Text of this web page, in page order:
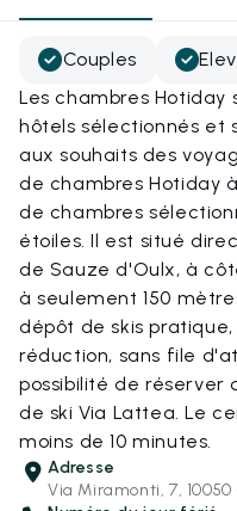
Couples
Les chambres Hotiday
hôtels sélectionnés et
aux souhaits des
de chambres Hotiday
de chambres
étoiles. Il est situé
de Sauze d'Oulx, à
à seulement 150
dépôt de skis
réduction, sans file
possibilité de réserver
de ski Via Lattea. Le
moins de 10 minutes.
Adresse
Via Miramonti, 7,